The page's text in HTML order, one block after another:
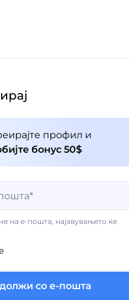
профил и
бонус 50$
на е-пошта, најавувањето ќе
со е-пошта